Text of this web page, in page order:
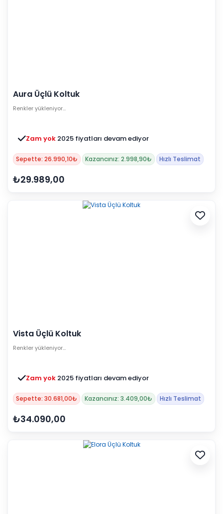
Aura Üçlü Koltuk
Renkler yükleniyor…
Zam yok 2025 fiyatları devam ediyor
Sepette: 26.990,10₺ Kazancınız: 2.998,90₺ Hızlı Teslimat
₺29.989,00
Vista Üçlü Koltuk
Renkler yükleniyor…
Zam yok 2025 fiyatları devam ediyor
Sepette: 30.681,00₺ Kazancınız: 3.409,00₺ Hızlı Teslimat
₺34.090,00